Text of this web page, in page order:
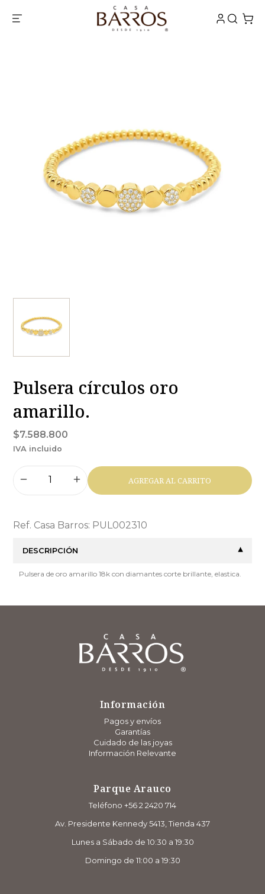
Pulsera círculos oro
amarillo.
$7.588.800
IVA incluido
AGREGAR AL CARRITO
Ref. Casa Barros: PUL002310
DESCRIPCIÓN
Pulsera de oro amarillo 18k con diamantes corte brillante, elastica.
Información
Pagos y envíos
Garantías
Cuidado de las joyas
Información Relevante
Parque Arauco
Teléfono +56 2 2420 714
Av. Presidente Kennedy 5413, Tienda 437
Lunes a Sábado de 10:30 a 19:30
Domingo de 11:00 a 19:30